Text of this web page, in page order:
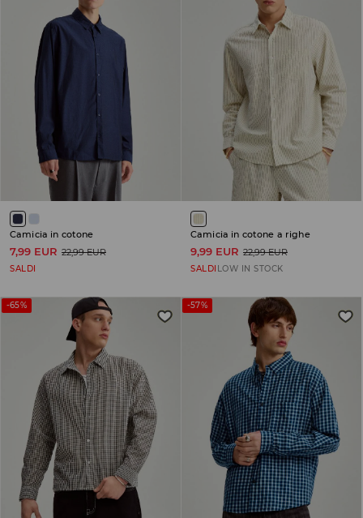
Camicia in cotone
7,99 EUR 22,99 EUR
SALDI
Camicia in cotone a righe
9,99 EUR 22,99 EUR
SALDI LOW IN STOCK
-65% -57%